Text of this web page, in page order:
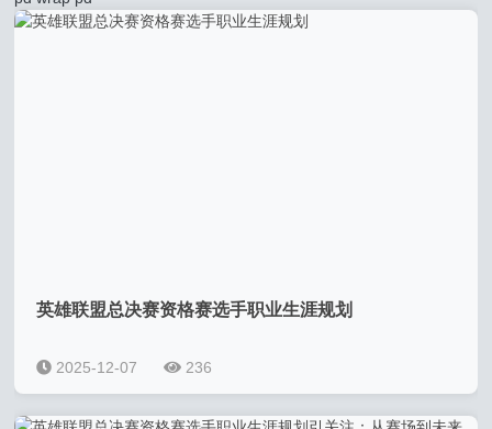
英雄联盟总决赛资格赛选手职业生涯规划
2025-12-07 236